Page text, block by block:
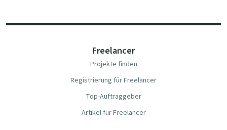
Freelancer
Projekte finden
Registrierung für Freelancer
Top-Auftraggeber
Artikel für Freelancer